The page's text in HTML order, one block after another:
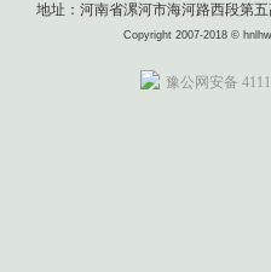
地址：河南省漯河市海河路西段第
Copyright 2007-2018 ©
豫公网安备